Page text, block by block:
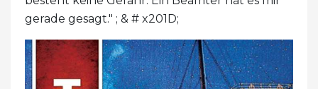
gerade gesagt." ; & # x201D;